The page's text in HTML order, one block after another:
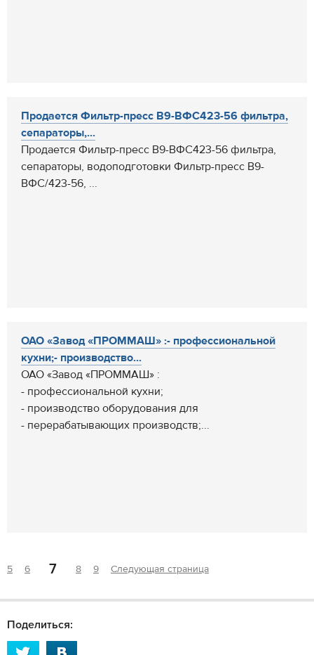
Продается Фильтр-пресс В9-ВФС423-56 фильтра,
сепараторы,...
Продается Фильтр-пресс В9-ВФС423-56 фильтра,
сепараторы, водоподготовки Фильтр-пресс В9-
ВФС/423-56, ...
ОАО «Завод «ПРОММАШ» :- профессиональной
кухни;- производство...
ОАО «Завод «ПРОММАШ» :
- профессиональной кухни;
- производство оборудования для
- перерабатывающих производств;...
5 6 7 8 9 Следующая страница
Поделиться: